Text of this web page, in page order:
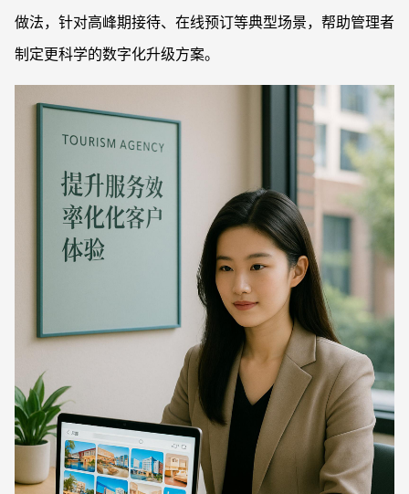
做法，针对高峰期接待、在线预订等典型场景，帮助管理者
制定更科学的数字化升级方案。